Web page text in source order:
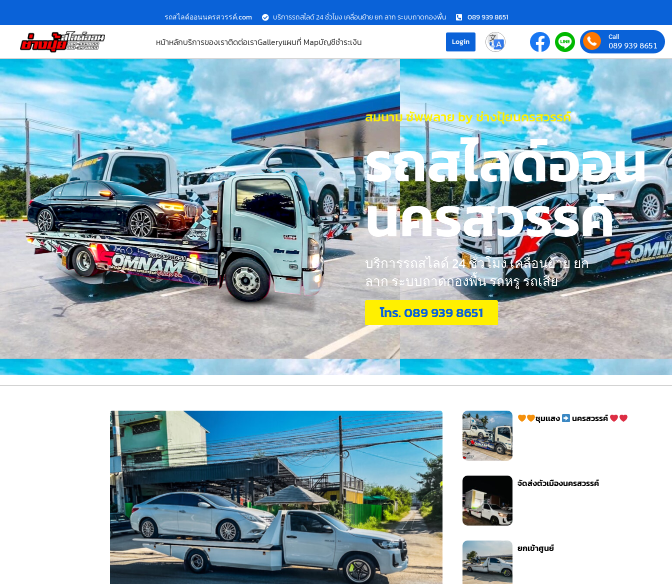
รถสไลด์ออนนครสวรรค์.com บริการรถสไลด์ 24 ชั่วโมง เคลื่อนย้าย ยก ลาก ระบบถาดกองพื้น 089 939 8651
หน้าหลักบริการของเราติดต่อเราGalleryแผนที่ Mapบัญชีชำระเงิน Login Call
089 939 8651
สมนาม ซัพพลาย by ช่างปุ้ยนครสวรรค์
รถสไลด์ออน
นครสวรรค์
บริการรถสไลด์ 24 ชั่วโมง เคลื่อนย้าย ยก
ลาก ระบบถาดกองพื้น รถหรู รถเสีย
โทร. 089 939 8651
ชุมเเสง นครสวรรค์
จัดส่งตัวเมืองนครสวรรค์
ยกเข้าศูนย์